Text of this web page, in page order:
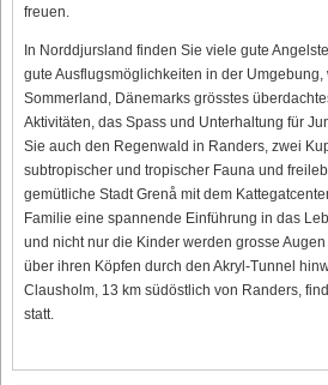
freuen.
In Norddjursland finden Sie viele gute
gute Ausflugsmöglichkeiten in der Umgebung,
Sommerland, Dänemarks grösstes
Aktivitäten, das Spass und Unterhaltung für
Sie auch den Regenwald in Randers, zwei
subtropischer und tropischer Fauna und
gemütliche Stadt Grenå mit dem
Familie eine spannende Einführung in das
und nicht nur die Kinder werden grosse
über ihren Köpfen durch den Akryl-Tunnel
Clausholm, 13 km südöstlich von Randers,
statt.